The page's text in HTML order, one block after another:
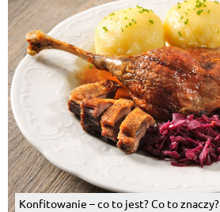
Konfitowanie – co to jest? Co to znaczy?